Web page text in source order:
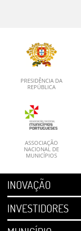
PRESIDÊNCIA DA
REPÚBLICA
ASSOCIAÇÃO
NACIONAL DE
MUNICÍPIOS
INOVAÇÃO
INVESTIDORES